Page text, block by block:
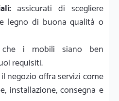
assicurati di scegliere
legno di buona qualità o
che i mobili siano ben
requisiti.
negozio offra servizi come
installazione, consegna e